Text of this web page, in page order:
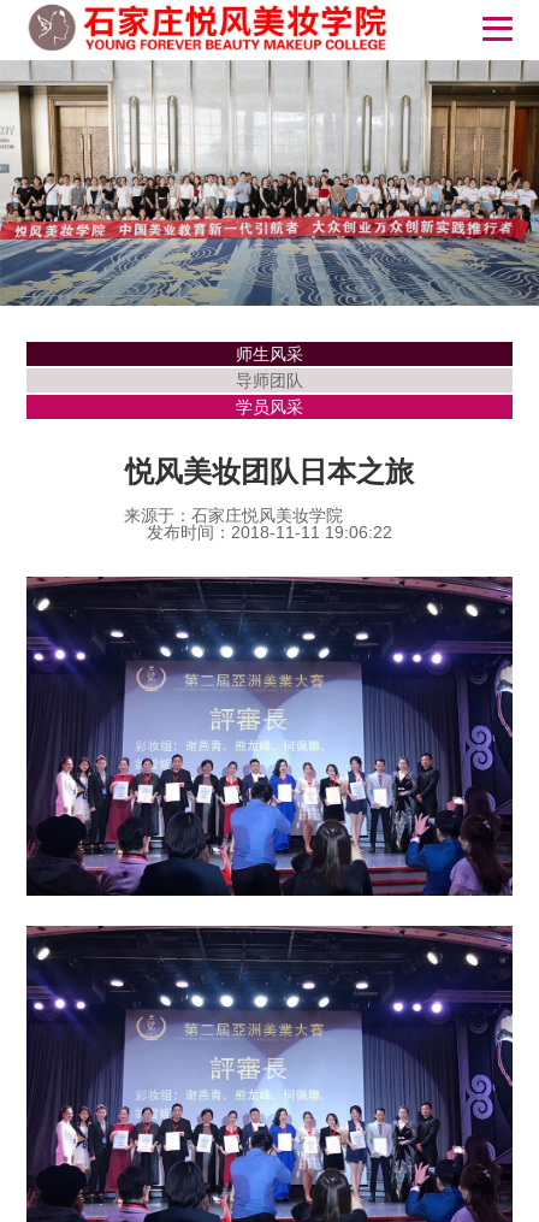
师生风采
导师团队
学员风采
悦风美妆团队日本之旅
来源于：石家庄悦风美妆学院
发布时间：2018-11-11 19:06:22